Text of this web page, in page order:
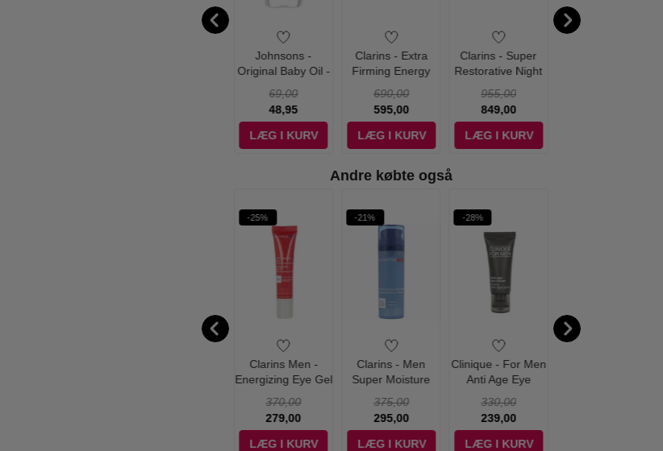
Johnsons -
Original Baby Oil -
69,00
48,95
LÆG I KURV
Clarins - Extra
Firming Energy
690,00
595,00
LÆG I KURV
Clarins - Super
Restorative Night
50 ml
955,00
849,00
LÆG I KURV
Andre købte også
-25%
Clarins Men -
Energizing Eye Gel
370,00
279,00
LÆG I KURV
-21%
Clarins - Men
Super Moisture
375,00
295,00
LÆG I KURV
-28%
Clinique - For Men
Anti Age Eye
330,00
239,00
LÆG I KURV